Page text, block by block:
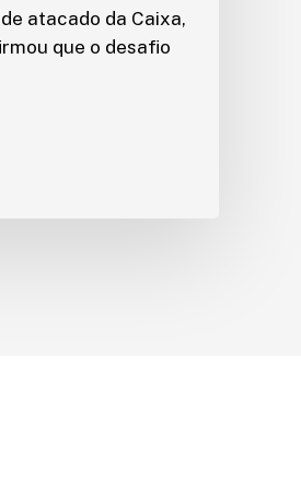
atacado da Caixa,
que o desafio